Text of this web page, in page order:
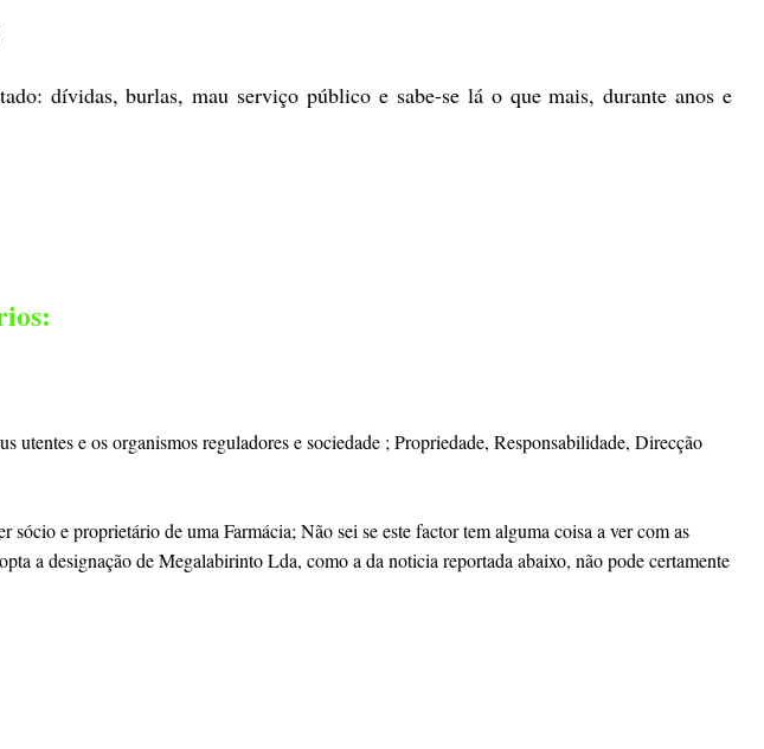
dívidas, burlas, mau serviço público e sabe-se lá o que mais, durante anos e
e os organismos reguladores e sociedade ; Propriedade, Responsabilidade, Direcção
e proprietário de uma Farmácia; Não sei se este factor tem alguma coisa a ver com as
a designação de Megalabirinto Lda, como a da noticia reportada abaixo, não pode certamente